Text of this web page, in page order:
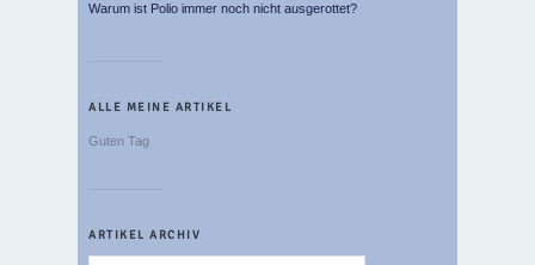
Warum ist Polio immer noch nicht ausgerottet?
ALLE MEINE ARTIKEL
Guten Tag
ARTIKEL ARCHIV